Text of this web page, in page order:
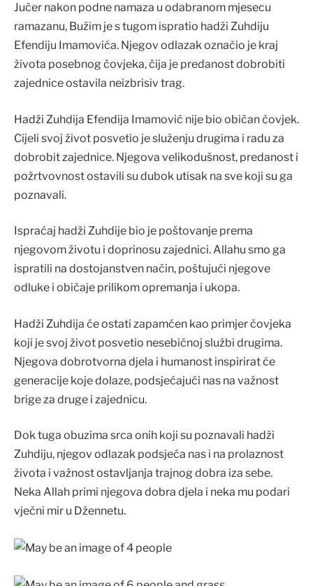
Jučer nakon podne namaza u odabranom mjesecu
ramazanu, Bužim je s tugom ispratio hadži Zuhdiju
Efendiju Imamovića. Njegov odlazak označio je kraj
života posebnog čovjeka, čija je predanost dobrobiti
zajednice ostavila neizbrisiv trag.
Hadži Zuhdija Efendija Imamović nije bio običan čovjek.
Cijeli svoj život posvetio je služenju drugima i radu za
dobrobit zajednice. Njegova velikodušnost, predanost i
požrtvovnost ostavili su dubok utisak na sve koji su ga
poznavali.
Ispraćaj hadži Zuhdije bio je poštovanje prema
njegovom životu i doprinosu zajednici. Allahu smo ga
ispratili na dostojanstven način, poštujući njegove
odluke i običaje prilikom opremanja i ukopa.
Hadži Zuhdija će ostati zapamćen kao primjer čovjeka
koji je svoj život posvetio nesebičnoj službi drugima.
Njegova dobrotvorna djela i humanost inspirirat će
generacije koje dolaze, podsjećajući nas na važnost
brige za druge i zajednicu.
Dok tuga obuzima srca onih koji su poznavali hadži
Zuhdiju, njegov odlazak podsjeća nas i na prolaznost
života i važnost ostavljanja trajnog dobra iza sebe.
Neka Allah primi njegova dobra djela i neka mu podari
vječni mir u Džennetu.